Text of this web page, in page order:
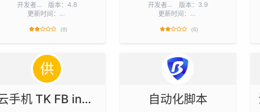
开发者： 网名工作室
版本：4.8
更新时间：2026-07-25
(8)
开发者： 网名工作室
版本：3.9
更新时间：2026-07-23
(6)
云手机 TK FB ins 自动化脚本，采集，群发，顶贴 自动化脚本